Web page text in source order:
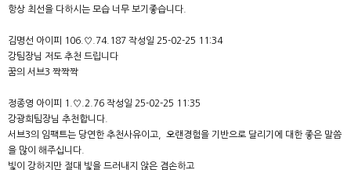
항상 최선을 다하시는 모습 너무 보기좋습니다.
김명선 아이피 106.♡.74.187 작성일 25-02-25 11:34
강팀장님 저도 추천 드립니다
꿈의 서브3 짝짝짝
정종영 아이피 1.♡.2.76 작성일 25-02-25 11:35
강광희팀장님 추천합니다.
서브3의 임팩트는 당연한 추천사유이고, 오랜경험을 기반으로 달리기에 대한 좋은 말씀
을 많이 해주십니다.
빛이 강하지만 절대 빛을 드러내지 않은 겸손하고